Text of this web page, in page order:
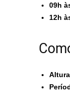
09h
12h